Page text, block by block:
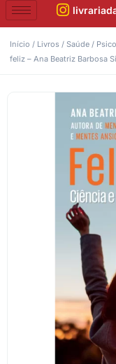
Início / Livros / Saúde /
feliz – Ana Beatriz Barbosa